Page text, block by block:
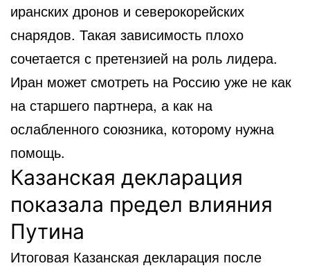
иранских дронов и северокорейских
снарядов. Такая зависимость плохо
сочетается с претензией на роль лидера.
Иран может смотреть на Россию уже не как
на старшего партнера, а как на
ослабленного союзника, которому нужна
помощь.
Казанская декларация
показала предел влияния
Путина
Итоговая Казанская декларация после